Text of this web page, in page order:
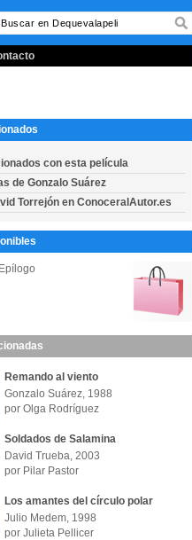
con esta película
de Gonzalo Suárez
Torrejón en ConoceralAutor.es
Epílogo
Remando al viento
Gonzalo Suárez, 1988
por Olga Rodríguez
Soldados de Salamina
David Trueba, 2003
por Pilar Pastor
Los amantes del círculo polar
Julio Medem, 1998
por Julieta Pellicer